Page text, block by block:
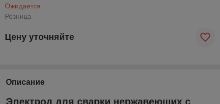
Ожидается
Розница
Цену уточняйте
Описание
Электрод для сварки нержавеющих с